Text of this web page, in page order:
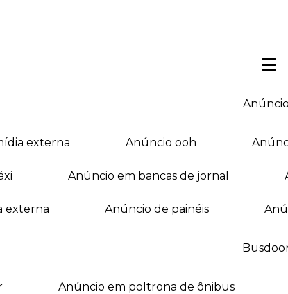
externa anúncio ooh
anúncio em bancas de jornal
externa anúncio de painéis
anúncio em poltrona de ônibus